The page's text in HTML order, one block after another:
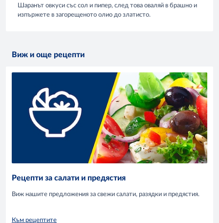
Шаранът овкуси със сол и пипер, след това оваляй в брашно и
изпържете в загорещеното олио до златисто.
Виж и още рецепти
Рецепти за салати и предястия
Виж нашите предложения за свежи салати, разядки и предястия.
Към рецептите